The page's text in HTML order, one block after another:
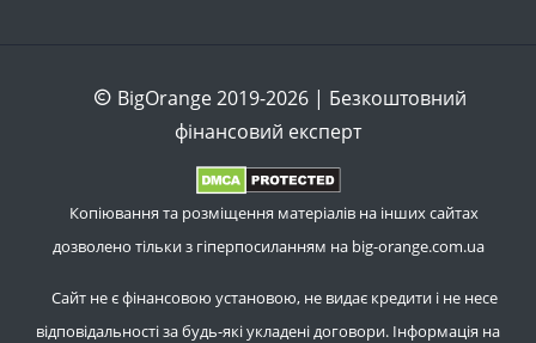
BigOrange 2019-2026 | Безкоштовний
фінансовий експерт
Копіювання та розміщення матеріалів на інших сайтах
дозволено тільки з гіперпосиланням на big-orange.com.ua
Сайт не є фінансовою установою, не видає кредити і не несе
відповідальності за будь-які укладені договори. Інформація на